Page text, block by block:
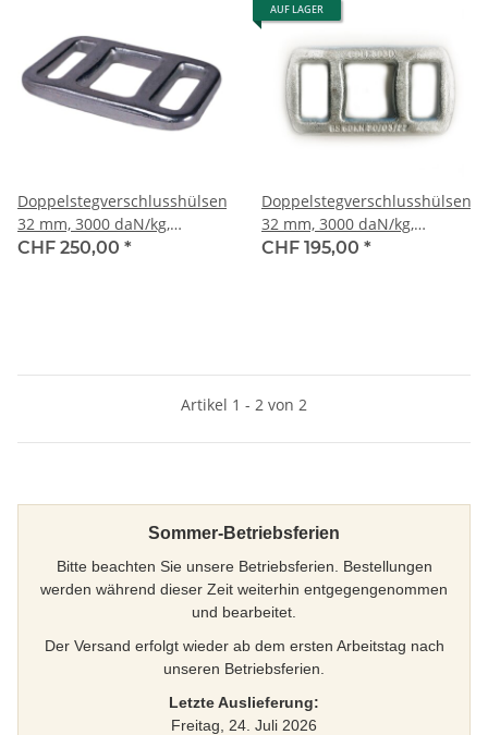
Doppelstegverschlusshülsen,
32 mm, 3000 daN/kg,
geschmiedet, 50 Stk./Karton
CHF 250,00 *
AUF LAGER
Doppelstegverschlusshülsen,
32 mm, 3000 daN/kg,
geschmiedet, 50 Stk./Karton
CHF 195,00 *
Artikel 1 - 2 von 2
Sommer-Betriebsferien
Bitte beachten Sie unsere Betriebsferien. Bestellungen
werden während dieser Zeit weiterhin entgegengenommen
und bearbeitet.
Der Versand erfolgt wieder ab dem ersten Arbeitstag nach
unseren Betriebsferien.
Letzte Auslieferung:
Freitag, 24. Juli 2026